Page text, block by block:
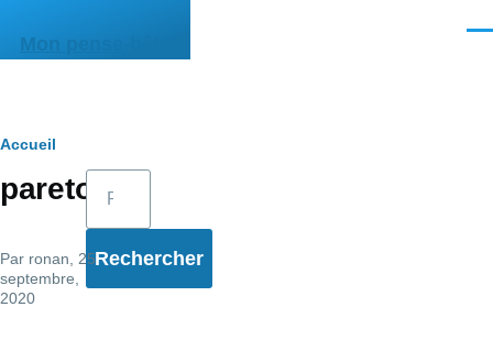
Mon pense-bête
Fil
d'Ariane
Accueil
pareto
Par ronan , 25
septembre,
2020
Rechercher